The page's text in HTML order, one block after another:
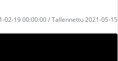
02-19 00:00:00 / Tallennettu 2021-05-15